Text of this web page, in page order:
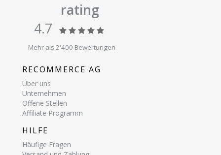
rating
4.7
Mehr als 2'400 Bewertungen
RECOMMERCE AG
Über uns
Unternehmen
Offene Stellen
Affiliate Programm
HILFE
Häufige Fragen